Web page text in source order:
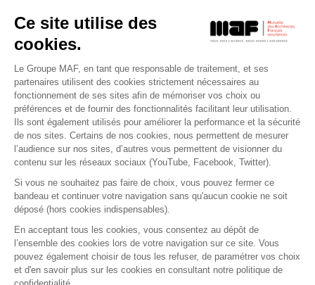
Ce site utilise des
cookies.
Le Groupe MAF, en tant que responsable de traitement, et ses
partenaires utilisent des cookies strictement nécessaires au
fonctionnement de ses sites afin de mémoriser vos choix ou
préférences et de fournir des fonctionnalités facilitant leur utilisation.
Ils sont également utilisés pour améliorer la performance et la sécurité
de nos sites. Certains de nos cookies, nous permettent de mesurer
l’audience sur nos sites, d’autres vous permettent de visionner du
contenu sur les réseaux sociaux (YouTube, Facebook, Twitter).
Si vous ne souhaitez pas faire de choix, vous pouvez fermer ce
bandeau et continuer votre navigation sans qu'aucun cookie ne soit
déposé (hors cookies indispensables).
En acceptant tous les cookies, vous consentez au dépôt de
l’ensemble des cookies lors de votre navigation sur ce site. Vous
pouvez également choisir de tous les refuser, de paramétrer vos choix
et d'en savoir plus sur les cookies en consultant notre politique de
confidentialité.
RETROUVEZ-NOUS SUR :
Contact Presse Assistance
Mentions légales
Gestion des cookies
Politique de confidentialité
Conditions générales d'utilisation